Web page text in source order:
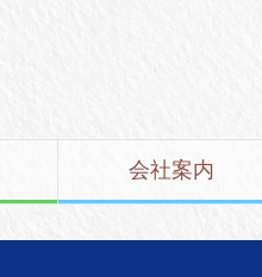
会社案内